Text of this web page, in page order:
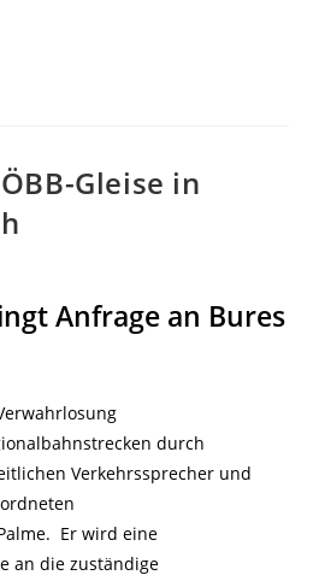
Gleise in
Anfrage an Bures
durch
Verkehrssprecher und
Er wird eine
an die zuständige